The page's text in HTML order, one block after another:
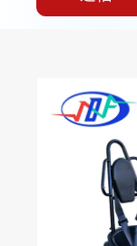
レーシン
もっと見る